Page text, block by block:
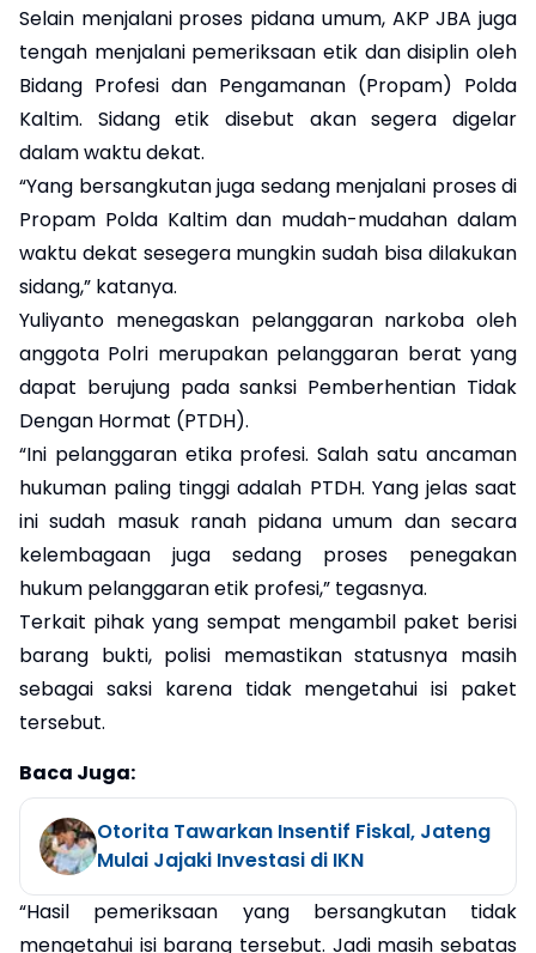
Selain menjalani proses pidana umum, AKP JBA juga
tengah menjalani pemeriksaan etik dan disiplin oleh
Bidang Profesi dan Pengamanan (Propam) Polda
Kaltim. Sidang etik disebut akan segera digelar
dalam waktu dekat.
“Yang bersangkutan juga sedang menjalani proses di
Propam Polda Kaltim dan mudah-mudahan dalam
waktu dekat sesegera mungkin sudah bisa dilakukan
sidang,” katanya.
Yuliyanto menegaskan pelanggaran narkoba oleh
anggota Polri merupakan pelanggaran berat yang
dapat berujung pada sanksi Pemberhentian Tidak
Dengan Hormat (PTDH).
“Ini pelanggaran etika profesi. Salah satu ancaman
hukuman paling tinggi adalah PTDH. Yang jelas saat
ini sudah masuk ranah pidana umum dan secara
kelembagaan juga sedang proses penegakan
hukum pelanggaran etik profesi,” tegasnya.
Terkait pihak yang sempat mengambil paket berisi
barang bukti, polisi memastikan statusnya masih
sebagai saksi karena tidak mengetahui isi paket
tersebut.
Baca Juga:
Otorita Tawarkan Insentif Fiskal, Jateng
Mulai Jajaki Investasi di IKN
“Hasil pemeriksaan yang bersangkutan tidak
mengetahui isi barang tersebut. Jadi masih sebatas